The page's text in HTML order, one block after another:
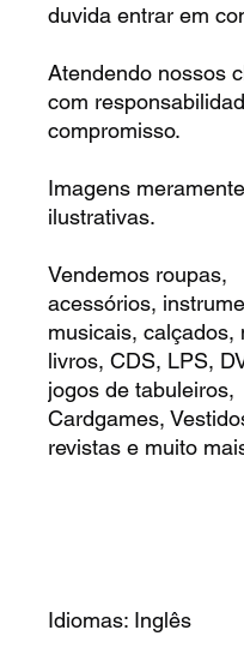
duvida entrar em
Atendendo nossos
com
compromisso.
Imagens meramente
ilustrativas.
Vendemos roupas,
acessórios,
musicais, calçados,
livros, CDS, LPS,
jogos de tabuleiros,
Cardgames,
revistas e muito
Idiomas: Inglês